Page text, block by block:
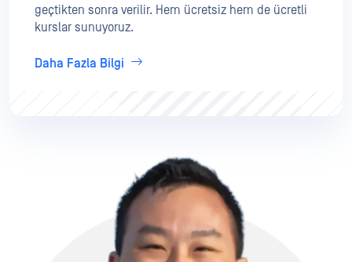
geçtikten sonra verilir. Hem ücretsiz hem de ücretli
kurslar sunuyoruz.
Daha Fazla Bilgi